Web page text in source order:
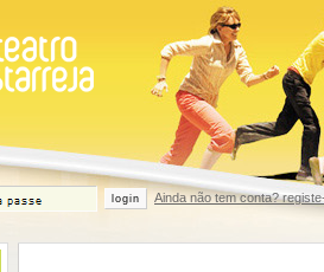
login Ainda não tem conta?